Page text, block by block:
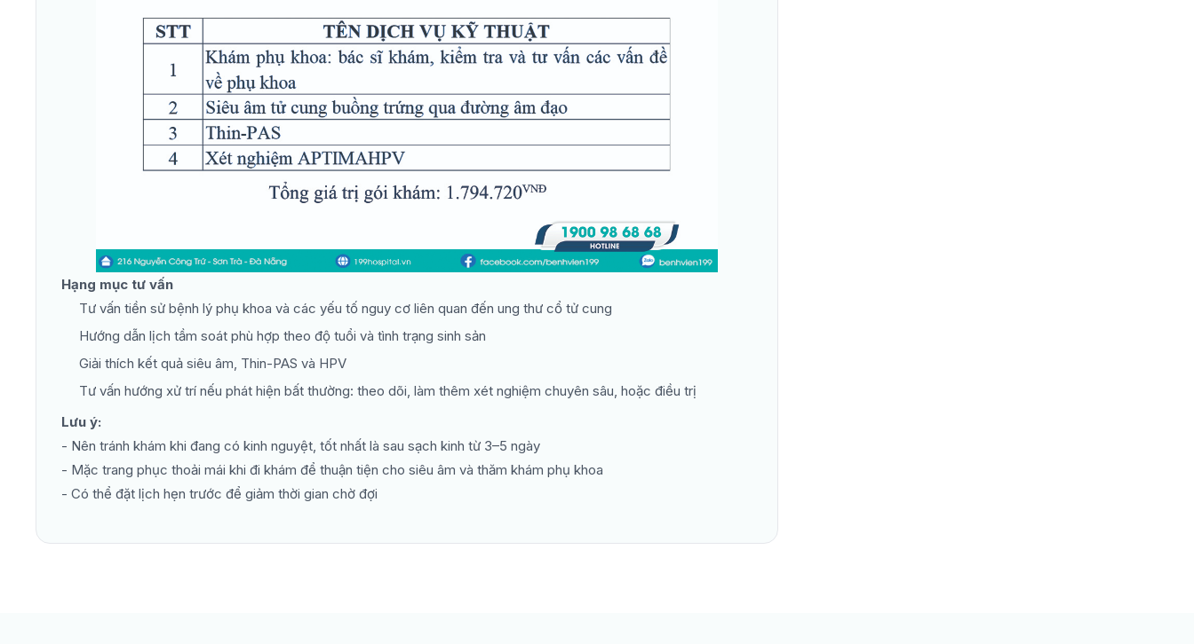
Hạng mục tư vấn
Tư vấn tiền sử bệnh lý phụ khoa và các yếu tố nguy cơ liên quan đến ung thư cổ tử cung
Hướng dẫn lịch tầm soát phù hợp theo độ tuổi và tình trạng sinh sản
Giải thích kết quả siêu âm, Thin-PAS và HPV
Tư vấn hướng xử trí nếu phát hiện bất thường: theo dõi, làm thêm xét nghiệm chuyên sâu, hoặc điều trị
Lưu ý:
- Nên tránh khám khi đang có kinh nguyệt, tốt nhất là sau sạch kinh từ 3–5 ngày
- Mặc trang phục thoải mái khi đi khám để thuận tiện cho siêu âm và thăm khám phụ khoa
- Có thể đặt lịch hẹn trước để giảm thời gian chờ đợi